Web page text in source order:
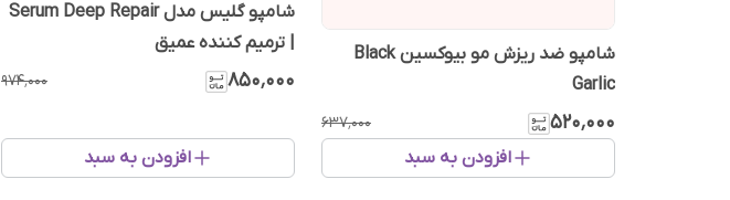
شامپو ضد ریزش مو بیوکسین Black
Garlic
۵۲۰٬۰۰۰ ۶۳۷٬۰۰۰
افزودن به سبد
شامپو گلیس مدل Serum Deep Repair
| ترمیم کننده عمیق
۸۵۰٬۰۰۰ ۹۷۴٬۰۰۰
افزودن به سبد